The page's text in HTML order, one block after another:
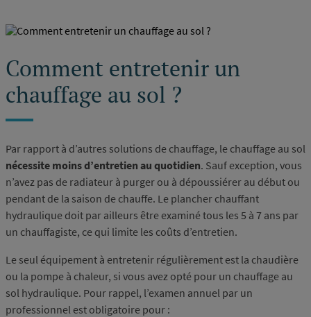
Comment entretenir un
chauffage au sol ?
Par rapport à d’autres solutions de chauffage, le chauffage au sol
nécessite moins d’entretien au quotidien. Sauf exception, vous
n’avez pas de radiateur à purger ou à dépoussiérer au début ou
pendant de la saison de chauffe. Le plancher chauffant
hydraulique doit par ailleurs être examiné tous les 5 à 7 ans par
un chauffagiste, ce qui limite les coûts d’entretien.
Le seul équipement à entretenir régulièrement est la chaudière
ou la pompe à chaleur, si vous avez opté pour un chauffage au
sol hydraulique. Pour rappel, l’examen annuel par un
professionnel est obligatoire pour :